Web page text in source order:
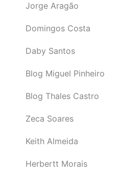
Jorge Aragão
Domingos Costa
Daby Santos
Blog Miguel Pinheiro
Blog Thales Castro
Zeca Soares
Keith Almeida
Herbertt Morais